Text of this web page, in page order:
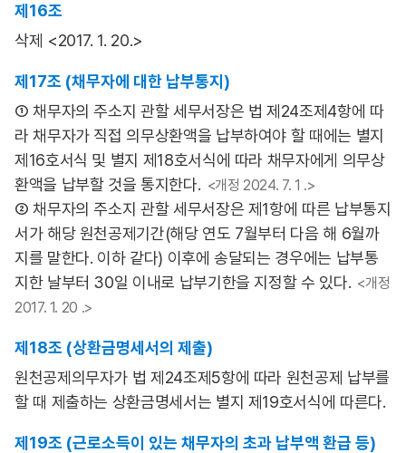
제16조
삭제 <2017. 1. 20.>
제17조 (채무자에 대한 납부통지)
① 채무자의 주소지 관할 세무서장은 법 제24조제4항에 따
라 채무자가 직접 의무상환액을 납부하여야 할 때에는 별지
제16호서식 및 별지 제18호서식에 따라 채무자에게 의무상
환액을 납부할 것을 통지한다. <개정 2024. 7. 1 .>
② 채무자의 주소지 관할 세무서장은 제1항에 따른 납부통지
서가 해당 원천공제기간(해당 연도 7월부터 다음 해 6월까
지를 말한다. 이하 같다) 이후에 송달되는 경우에는 납부통
지한 날부터 30일 이내로 납부기한을 지정할 수 있다. <개정
2017. 1. 20 .>
제18조 (상환금명세서의 제출)
원천공제의무자가 법 제24조제5항에 따라 원천공제 납부를
할 때 제출하는 상환금명세서는 별지 제19호서식에 따른다.
제19조 (근로소득이 있는 채무자의 초과 납부액 환급 등)